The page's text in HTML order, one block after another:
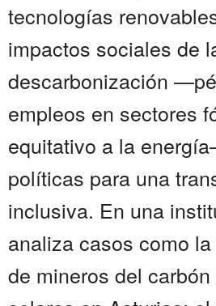
tecnologías
impactos sociales de
descarbonización
empleos en sectores
equitativo a la
políticas para una
inclusiva. En una
analiza casos como
de mineros del